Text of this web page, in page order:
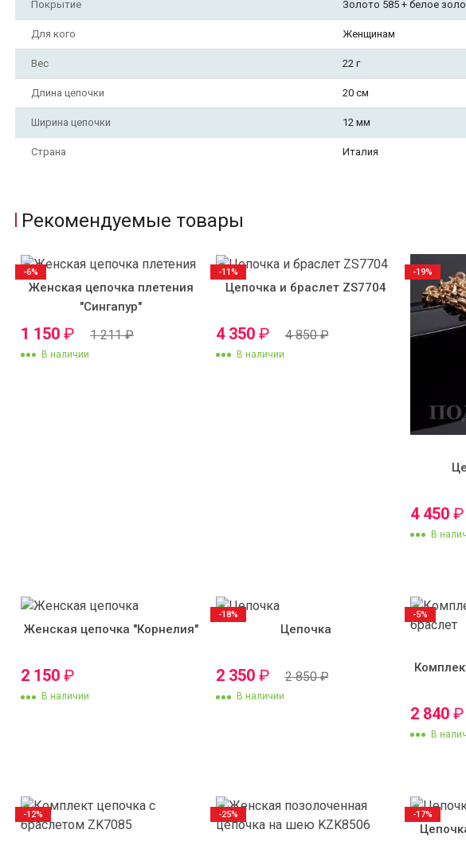
Покрытие Золото 585 + белое
Для кого Женщинам
Вес 22 г
Длина цепочки 20 см
Ширина цепочки 12 мм
Страна Италия
Рекомендуемые товары
Женская цепочка плетения
"Сингапур"
1 150 ₽ 1 211₽
В наличии
-6%
Цепочка и браслет ZS7704
4 350 ₽ 4 850₽
В наличии
-11%
4 450 ₽
В
-19%
Женская цепочка "Корнелия"
2 150 ₽
В наличии
Цепочка
2 350 ₽ 2 850₽
В наличии
-18%
2 840 ₽
В
-5%
-12% -25% -17%